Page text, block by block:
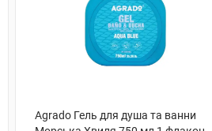
Agrado Гель для душа та ванни